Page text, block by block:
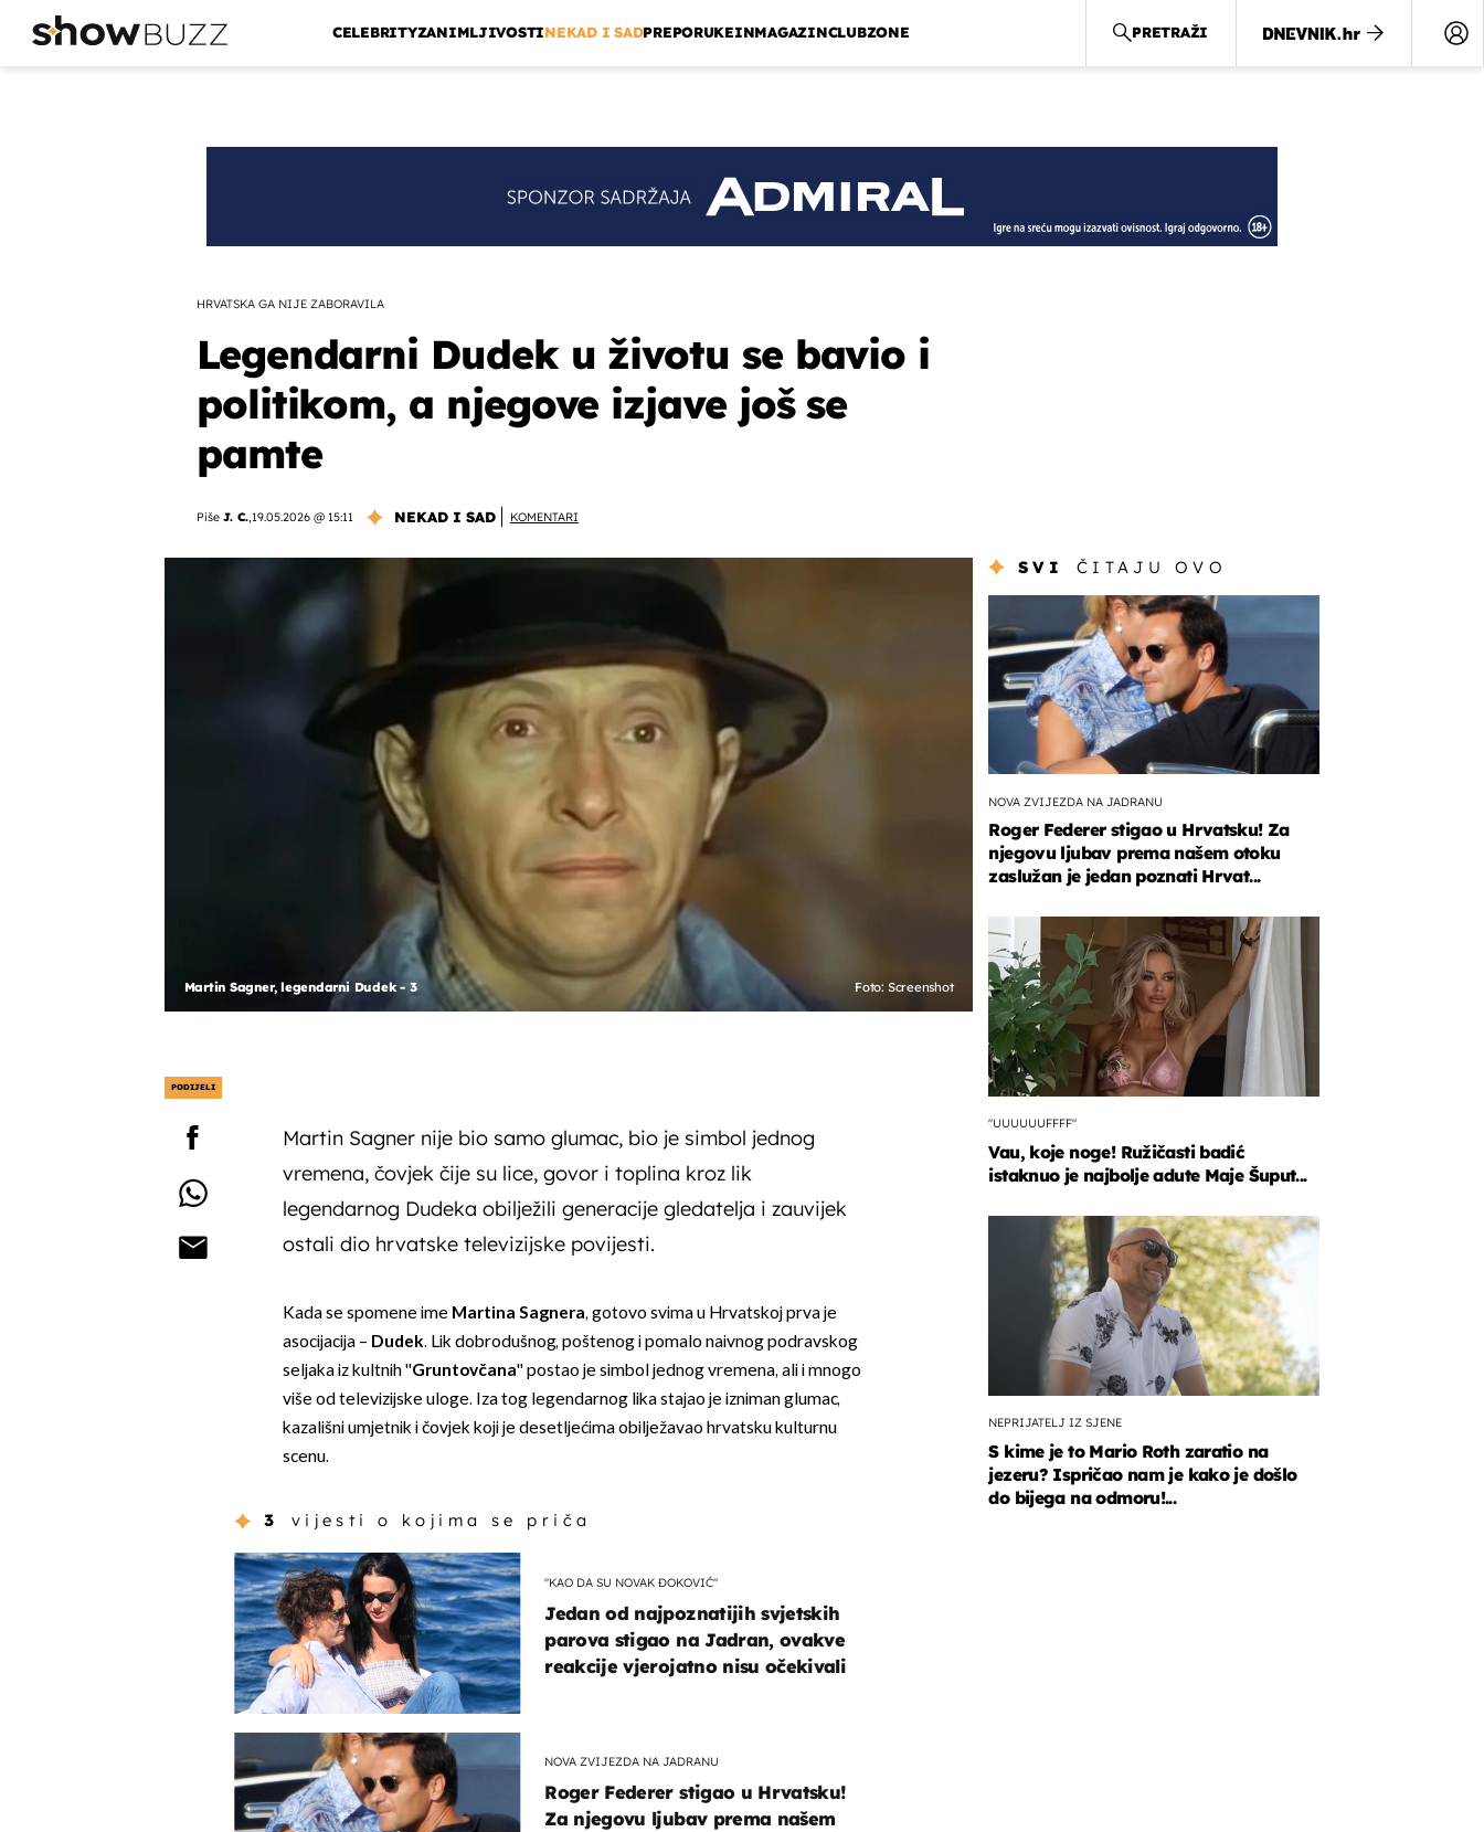
CELEBRITYZANIMLJIVOSTINEKAD I SADPREPORUKEINMAGAZINCLUBZONE PRETRAŽI
HRVATSKA GA NIJE ZABORAVILA
Legendarni Dudek u životu se bavio i
politikom, a njegove izjave još se
pamte
Piše J. C.,19.05.2026 @ 15:11 NEKAD I SAD KOMENTARI
Martin Sagner, legendarni Dudek - 3 Foto: Screenshot
PODIJELI
Martin Sagner nije bio samo glumac, bio je simbol jednog
vremena, čovjek čije su lice, govor i toplina kroz lik
legendarnog Dudeka obilježili generacije gledatelja i zauvijek
ostali dio hrvatske televizijske povijesti.
Kada se spomene ime Martina Sagnera, gotovo svima u Hrvatskoj prva je
asocijacija – Dudek. Lik dobrodušnog, poštenog i pomalo naivnog podravskog
seljaka iz kultnih ''Gruntovčana'' postao je simbol jednog vremena, ali i mnogo
više od televizijske uloge. Iza tog legendarnog lika stajao je izniman glumac,
kazališni umjetnik i čovjek koji je desetljećima obilježavao hrvatsku kulturnu
scenu.
3 vijesti o kojima se priča
"KAO DA SU NOVAK ĐOKOVIĆ"
Jedan od najpoznatijih svjetskih
parova stigao na Jadran, ovakve
reakcije vjerojatno nisu očekivali
NOVA ZVIJEZDA NA JADRANU
Roger Federer stigao u Hrvatsku!
Za njegovu ljubav prema našem
SVI ČITAJU OVO
NOVA ZVIJEZDA NA JADRANU
Roger Federer stigao u Hrvatsku! Za
njegovu ljubav prema našem otoku
zaslužan je jedan poznati Hrvat...
"UUUUUUFFFF"
Vau, koje noge! Ružičasti badić
istaknuo je najbolje adute Maje Šuput...
NEPRIJATELJ IZ SJENE
S kime je to Mario Roth zaratio na
jezeru? Ispričao nam je kako je došlo
do bijega na odmoru!...